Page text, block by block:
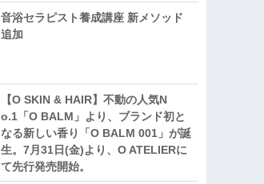
音浴セラピスト養成講座 新メソッド
追加
【O SKIN & HAIR】不動の人気N
o.1「O BALM」より、ブランド初と
なる新しい香り「O BALM 001」が誕
生。7月31日(金)より、O ATELIERに
て先行発売開始。